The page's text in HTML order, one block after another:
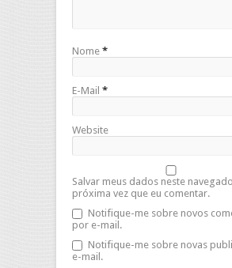
Nome *
E-Mail *
Website
Salvar meus dados neste
próxima vez que eu comentar.
Notifique-me sobre novos
por e-mail.
Notifique-me sobre novas
e-mail.